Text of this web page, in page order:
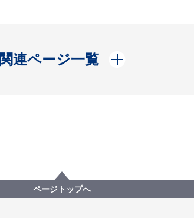
関連ページ一覧
開く
ページトップへ